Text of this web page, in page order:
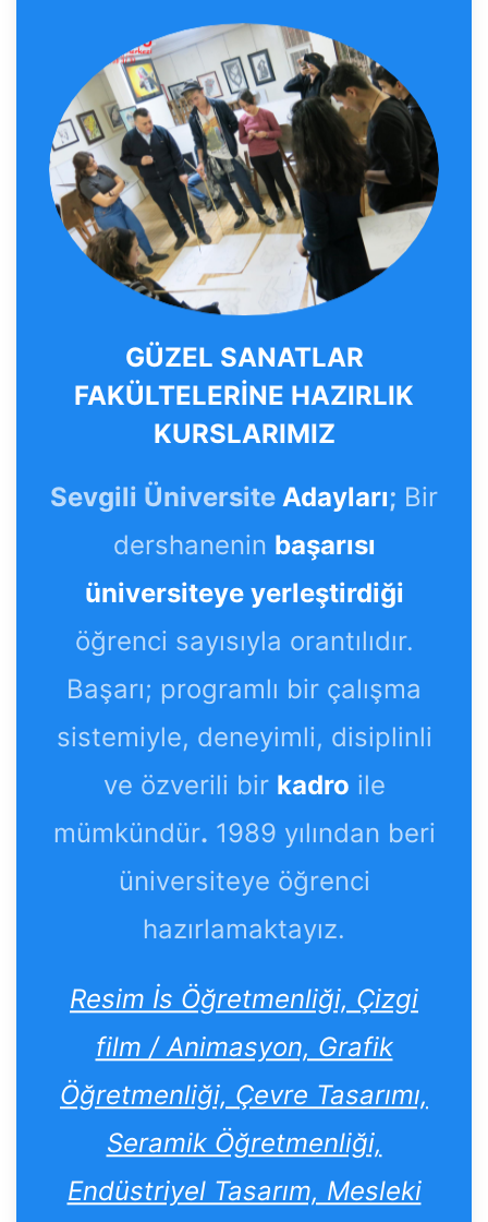
GÜZEL SANATLAR
FAKÜLTELERİNE HAZIRLIK
KURSLARIMIZ
Sevgili Üniversite Adayları; Bir
dershanenin başarısı
üniversiteye yerleştirdiği
öğrenci sayısıyla orantılıdır.
Başarı; programlı bir çalışma
sistemiyle, deneyimli, disiplinli
ve özverili bir kadro ile
mümkündür. 1989 yılından beri
üniversiteye öğrenci
hazırlamaktayız.
Resim İs Öğretmenliği, Çizgi
film / Animasyon, Grafik
Öğretmenliği, Çevre Tasarımı,
Seramik Öğretmenliği,
Endüstriyel Tasarım, Mesleki